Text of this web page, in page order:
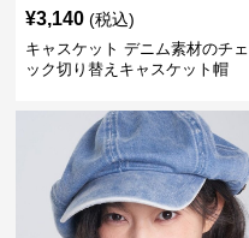
¥3,140 (税込)
キャスケット デニム素材のチェ
ック切り替えキャスケット帽